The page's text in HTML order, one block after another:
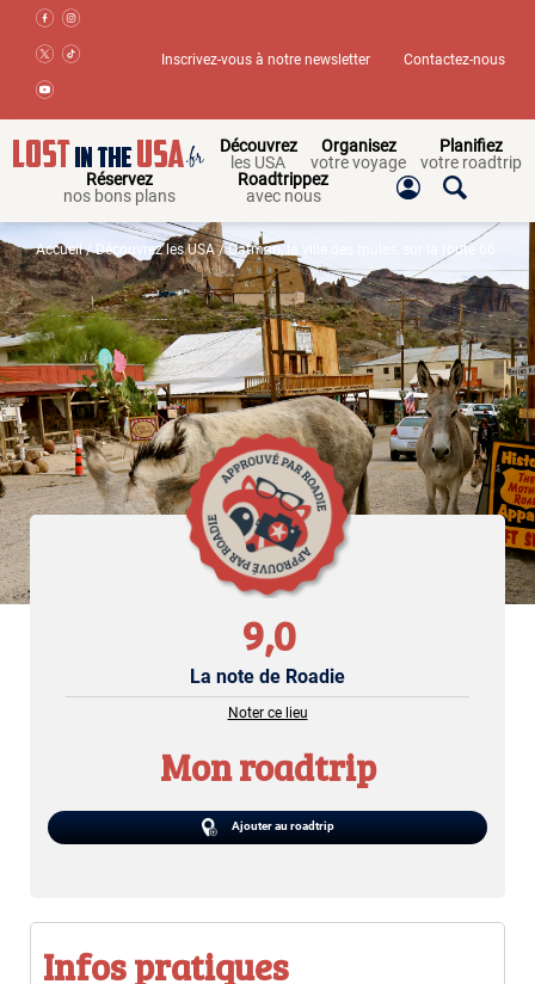
Inscrivez-vous à notre newsletter Contactez-nous
Découvrez
les USA
Organisez
votre voyage
Planifiez
votre roadtrip
Réservez
nos bons plans
Roadtrippez
avec nous
Accueil/Découvrez les USA/ Oatman, la ville des mules, sur la route 66
9,0
La note de Roadie
Noter ce lieu
Mon roadtrip
Ajouter au roadtrip
Infos pratiques